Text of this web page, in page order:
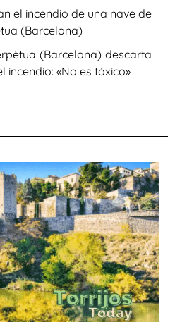
el incendio de una nave de
(Barcelona)
(Barcelona) descarta
incendio: «No es tóxico»